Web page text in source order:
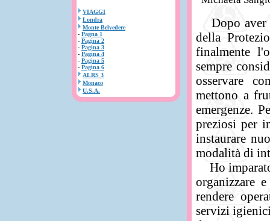
VIAGGI
Londra
Monte Belvedere
- Pagna 1
- Pagina 2
- Pagina 3
- Pagina 4
- Pagina 5
- Pagina 6
ALRS 3
Monaco
U.S.A.
Dopo aver
della
finalmente
sempre
osservare
mettono a
emergenze.
preziosi per
instaurare
modalità di
Ho
organizzare
rendere
servizi